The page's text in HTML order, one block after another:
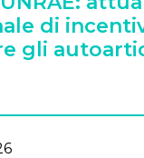
di
gli